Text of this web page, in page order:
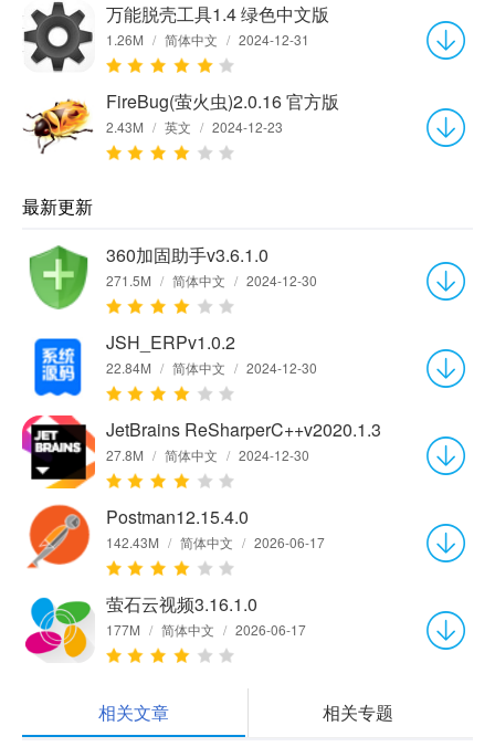
万能脱壳工具1.4 绿色中文版
1.26M / 简体中文 / 2024-12-31
FireBug(萤火虫)2.0.16 官方版
2.43M / 英文 / 2024-12-23
最新更新
360加固助手v3.6.1.0
271.5M / 简体中文 / 2024-12-30
JSH_ERPv1.0.2
22.84M / 简体中文 / 2024-12-30
JetBrains ReSharperC++v2020.1.3
27.8M / 简体中文 / 2024-12-30
Postman12.15.4.0
142.43M / 简体中文 / 2026-06-17
萤石云视频3.16.1.0
177M / 简体中文 / 2026-06-17
相关文章 相关专题